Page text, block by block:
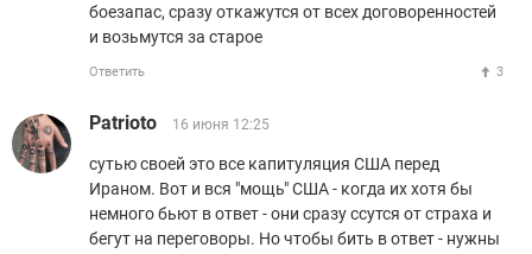
боезапас, сразу откажутся от всех договоренностей
и возьмутся за старое
Ответить 3
Patrioto 16 июня 12:25
сутью своей это все капитуляция США перед
Ираном. Вот и вся "мощь" США - когда их хотя бы
немного бьют в ответ - они сразу ссутся от страха и
бегут на переговоры. Но чтобы бить в ответ - нужны